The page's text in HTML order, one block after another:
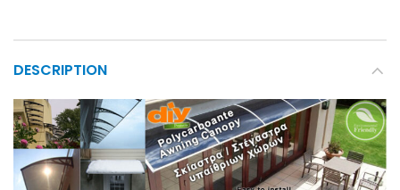
DESCRIPTION